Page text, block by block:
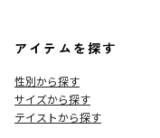
アイテムを探す
性別から探す
サイズから探す
テイストから探す